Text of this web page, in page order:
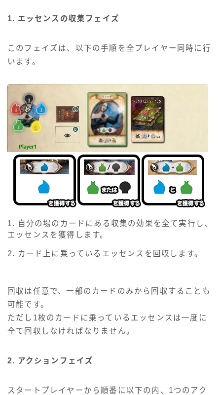
1. エッセンスの収集フェイズ
このフェイズは、以下の手順を全プレイヤー同時に行
います。
1. 自分の場のカードにある収集の効果を全て実行し、
エッセンスを獲得します。
2. カード上に乗っているエッセンスを回収します。
回収は任意で、一部のカードのみから回収することも
可能です。
ただし1枚のカードに乗っているエッセンスは一度に
全て回収しなければなりません。
2. アクションフェイズ
スタートプレイヤーから順番に以下の内、1つのアク